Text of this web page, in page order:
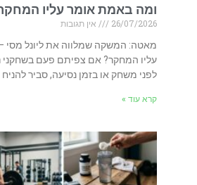
ומה באמת אומר עליו
26/07/2026
אין תגובות
מאטה: המשקה שמלווה את ליונל מסי
עליו המחקר? אם צפיתם פעם בשחקני
לפני משחק או בזמן נסיעה, סביר להניח
קרא עוד »